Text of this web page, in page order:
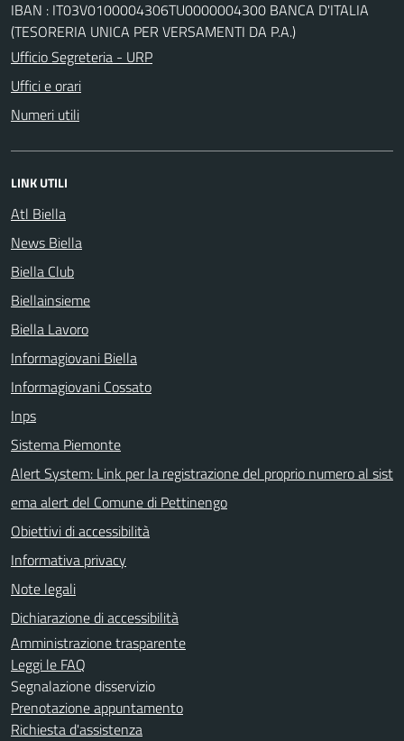
IBAN : IT03V0100004306TU0000004300 BANCA D'ITALIA
(TESORERIA UNICA PER VERSAMENTI DA P.A.)
Ufficio Segreteria - URP
Uffici e orari
Numeri utili
LINK UTILI
Atl Biella
News Biella
Biella Club
Biellainsieme
Biella Lavoro
Informagiovani Biella
Informagiovani Cossato
Inps
Sistema Piemonte
Alert System: Link per la registrazione del proprio numero al sist
ema alert del Comune di Pettinengo
Obiettivi di accessibilità
Informativa privacy
Note legali
Dichiarazione di accessibilità
Amministrazione trasparente
Leggi le FAQ
Segnalazione disservizio
Prenotazione appuntamento
Richiesta d'assistenza